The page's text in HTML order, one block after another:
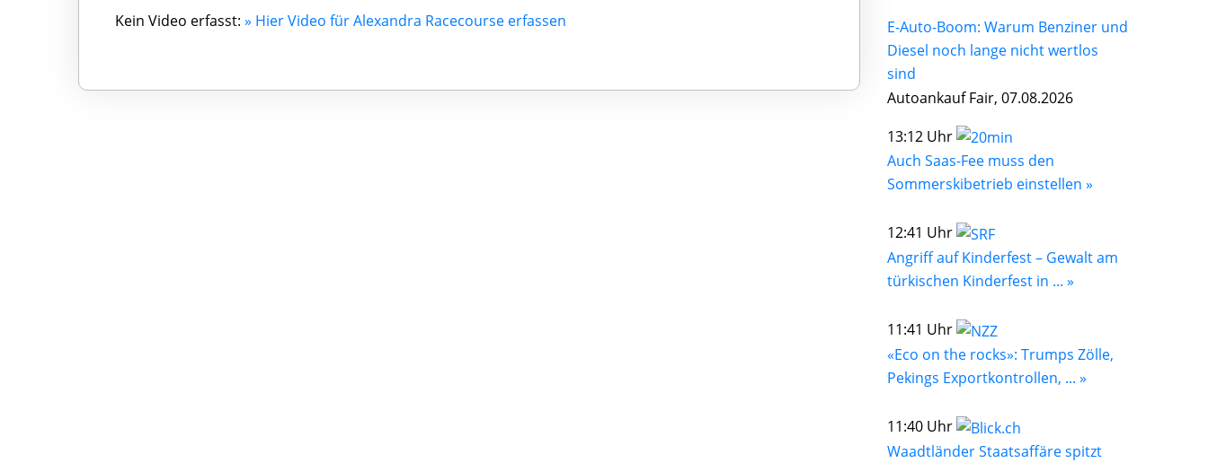
Kein Video erfasst: » Hier Video für Alexandra Racecourse erfassen
E-Auto-Boom: Warum Benziner und
Diesel noch lange nicht wertlos
sind
Autoankauf Fair, 07.08.2026
13:12 Uhr
Auch Saas-Fee muss den
Sommerskibetrieb einstellen »
12:41 Uhr
Angriff auf Kinderfest – Gewalt am
türkischen Kinderfest in ... »
11:41 Uhr
«Eco on the rocks»: Trumps Zölle,
Pekings Exportkontrollen, ... »
11:40 Uhr
Waadtländer Staatsaffäre spitzt